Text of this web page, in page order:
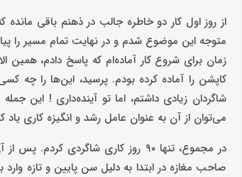
از روز اول کار دو خاطره جالب در ذهنم باقی
متوجه این موضوع شدم و در نهایت تمام مسیر را
زمان برای شروع کار آماده‌ام که پاسخ دادم، ‌همین
کاپشن را آماده کرده بودم. پرسید، این‌ها را چه
شاگردان زیادی داشتم، اما تو آینده‌داری ! این
می‌توان از آن به عنوان عامل رشد و انگیزه کاری یاد
در مجموع، تنها ۹۰ روز کاری
صاحب مغازه در ابتدا به دلیل سن پایین و تازه